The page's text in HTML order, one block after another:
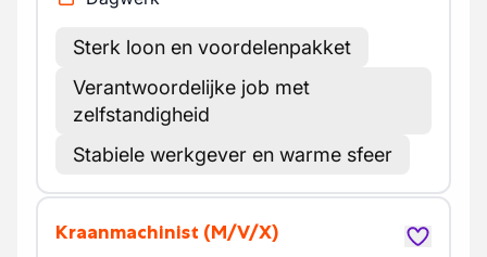
Sterk loon en voordelenpakket
Verantwoordelijke job met
zelfstandigheid
Stabiele werkgever en warme sfeer
Kraanmachinist (M/V/X)